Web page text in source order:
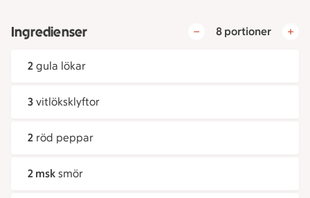
Ingredienser 8 portioner
2 gula lökar
3 vitlöksklyftor
2 röd peppar
2 msk smör